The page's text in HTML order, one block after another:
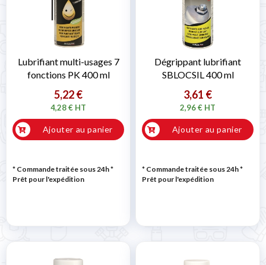
Lubrifiant multi-usages 7
fonctions PK 400 ml
5,22 €
4,28 € HT
Ajouter au panier
* Commande traitée sous 24h*
Prêt pour l'expédition
Dégrippant lubrifiant
SBLOCSIL 400 ml
3,61 €
2,96 € HT
Ajouter au panier
* Commande traitée sous 24h*
Prêt pour l'expédition